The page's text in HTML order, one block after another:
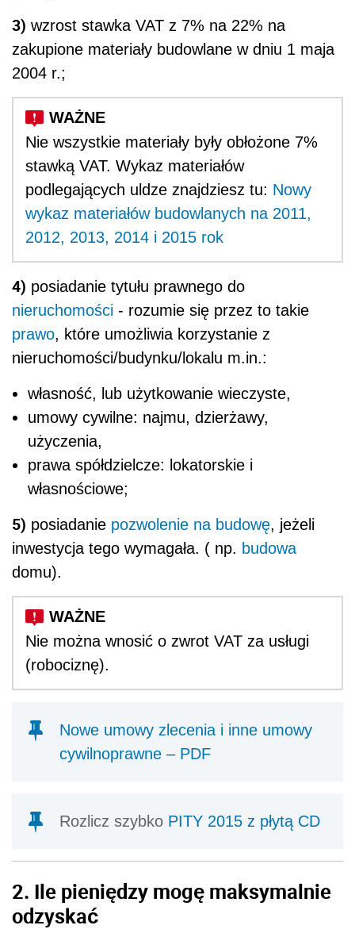
3) wzrost stawka VAT z 7% na 22% na
zakupione materiały budowlane w dniu 1 maja
2004 r.;
Nie wszystkie materiały były obłożone 7%
stawką VAT. Wykaz materiałów
podlegających uldze znajdziesz tu: Nowy
wykaz materiałów budowlanych na 2011,
2012, 2013, 2014 i 2015 rok
4) posiadanie tytułu prawnego do
nieruchomości - rozumie się przez to takie
prawo, które umożliwia korzystanie z
nieruchomości/budynku/lokalu m.in.:
własność, lub użytkowanie wieczyste,
umowy cywilne: najmu, dzierżawy,
użyczenia,
prawa spółdzielcze: lokatorskie i
własnościowe;
5) posiadanie pozwolenie na budowę, jeżeli
inwestycja tego wymagała. ( np. budowa
domu).
Nie można wnosić o zwrot VAT za usługi
(robociznę).
Nowe umowy zlecenia i inne umowy
cywilnoprawne – PDF
Rozlicz szybko PITY 2015 z płytą CD
2. Ile pieniędzy mogę maksymalnie
odzyskać